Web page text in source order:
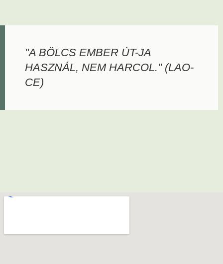
"A BÖLCS EMBER ÚT-JA
HASZNÁL, NEM HARCOL." (LAO-
CE)